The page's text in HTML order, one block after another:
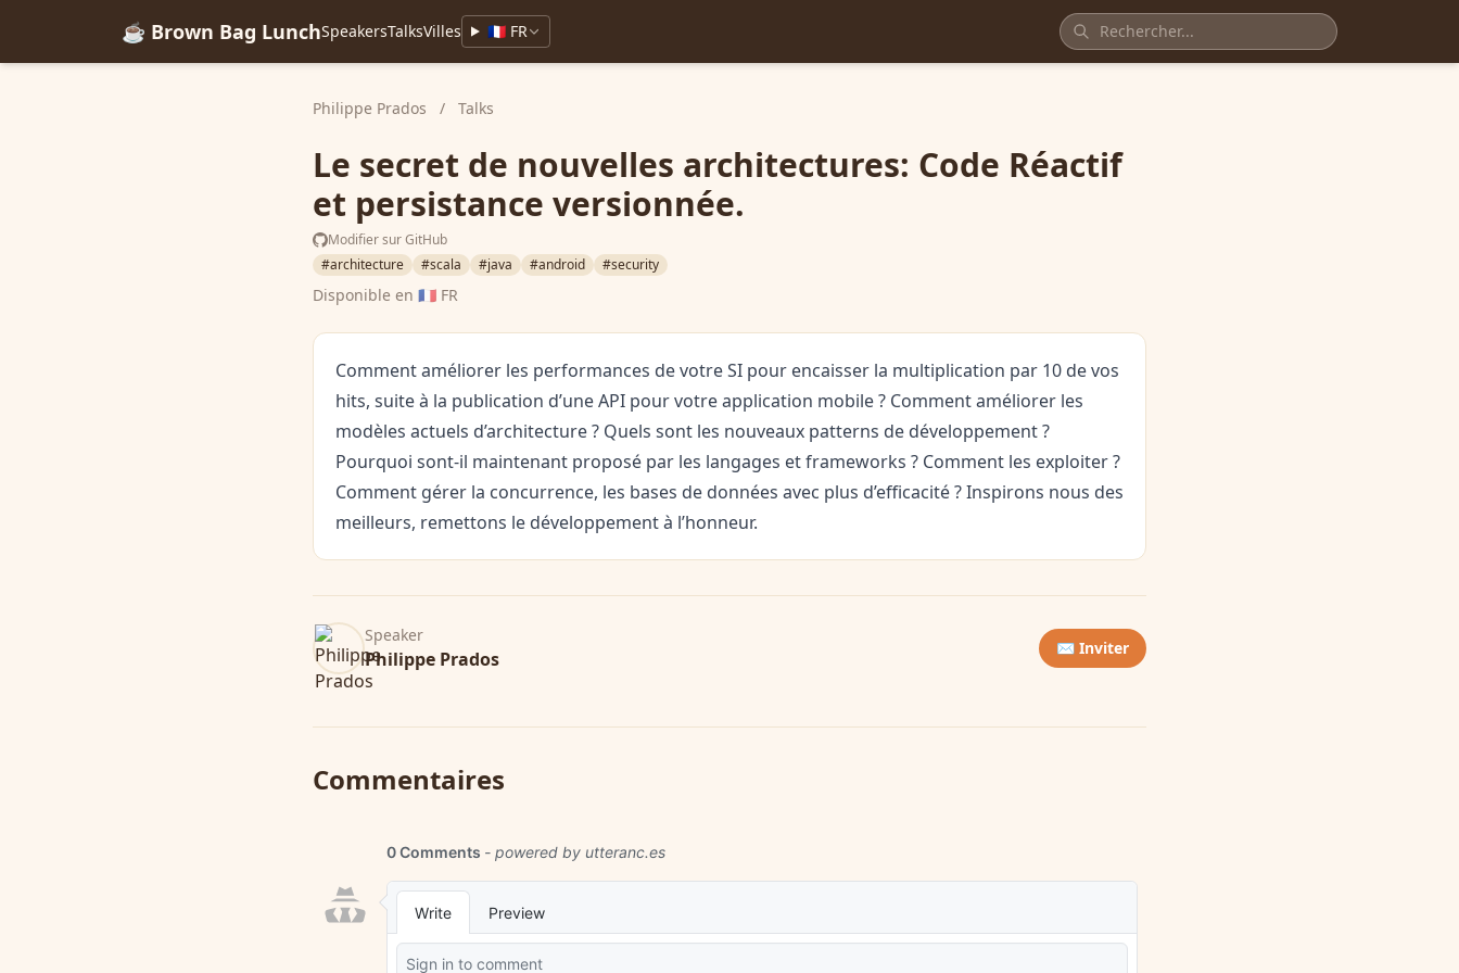
☕ Brown Bag LunchSpeakersTalksVilles 🇫🇷 FR
Philippe Prados / Talks
Le secret de nouvelles architectures: Code Réactif
et persistance versionnée.
Modifier sur GitHub
#architecture
#scala #java #android #security
Disponible en 🇫🇷 FR
Comment améliorer les performances de votre SI pour encaisser la multiplication par 10 de vos
hits, suite à la publication d’une API pour votre application mobile ? Comment améliorer les
modèles actuels d’architecture ? Quels sont les nouveaux patterns de développement ?
Pourquoi sont-il maintenant proposé par les langages et frameworks ? Comment les exploiter ?
Comment gérer la concurrence, les bases de données avec plus d’efficacité ? Inspirons nous des
meilleurs, remettons le développement à l’honneur.
Speaker
Philippe Prados ✉️ Inviter
Commentaires